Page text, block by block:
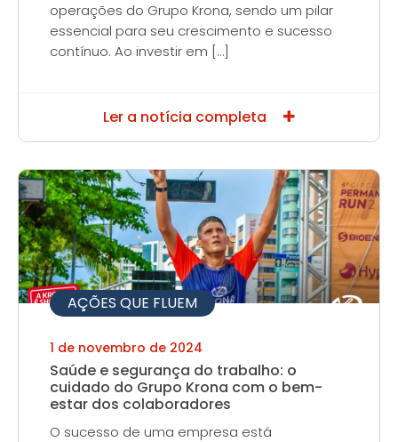
operações do Grupo Krona, sendo um pilar
essencial para seu crescimento e sucesso
contínuo. Ao investir em […]
Ler a notícia completa
AÇÕES QUE FLUEM
1 de novembro de 2024
Saúde e segurança do trabalho: o
cuidado do Grupo Krona com o bem-
estar dos colaboradores
O sucesso de uma empresa está